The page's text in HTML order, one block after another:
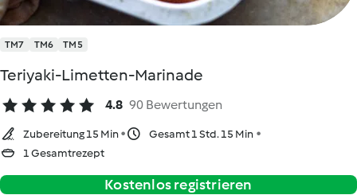
TM7 TM6 TM5
Teriyaki-Limetten-Marinade
4.8 90 Bewertungen
Zubereitung 15 Min
Gesamt 1 Std. 15 Min
1 Gesamtrezept
Kostenlos registrieren